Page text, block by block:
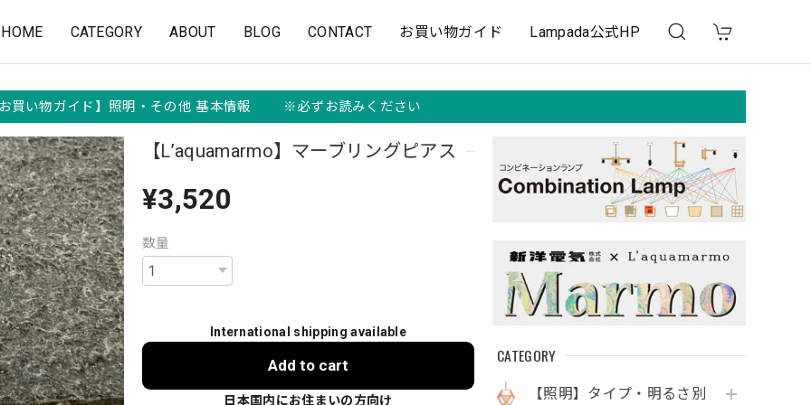
HOME CATEGORY ABOUT BLOG CONTACT お買い物ガイド Lampada公式HP
買い物ガイド】照明・その他 基本情報 ※必ずお読みください
CATEGORY
【照明】タイプ・明るさ別
【L’aquamarmo】マーブリングピアス
¥3,520
数量
International shipping available
Add to cart
日本国内にお住まいの方向け